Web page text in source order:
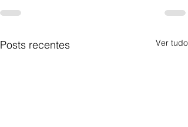
Posts recentes Ver tudo